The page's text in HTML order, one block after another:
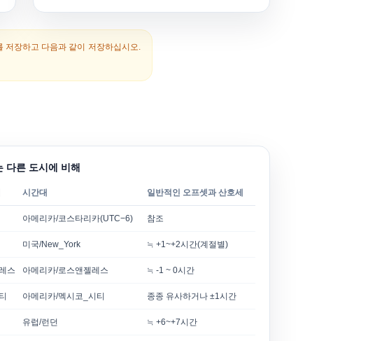
저장하고 다음과 같이 저장하십시오.
다른 도시에 비해
시간대 일반적인 오프셋과 산호세
아메리카/코스타리카(UTC−6) 참조
미국/New_York ≒ +1~+2시간(계절별)
스 아메리카/로스앤젤레스 ≒ -1 ~ 0시간
아메리카/멕시코_시티 종종 유사하거나 ±1시간
유럽/런던 ≒ +6~+7시간